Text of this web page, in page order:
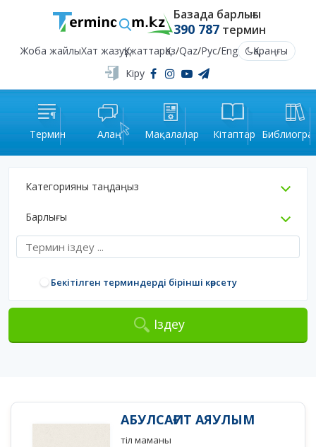
Базада барлығы
390 787термин
Жоба жайлыХат жазуҚұжаттарҚаз/Qaz/Рус/Eng
Қараңғы
Кіру
Термин Алаң Мақалалар Кітаптар
Категорияны таңдаңыз
Барлығы
Бекітілген терминдерді бірінші көрсету
Іздеу
АБУЛСАҒИТ АЯУЛЫМ
тіл маманы